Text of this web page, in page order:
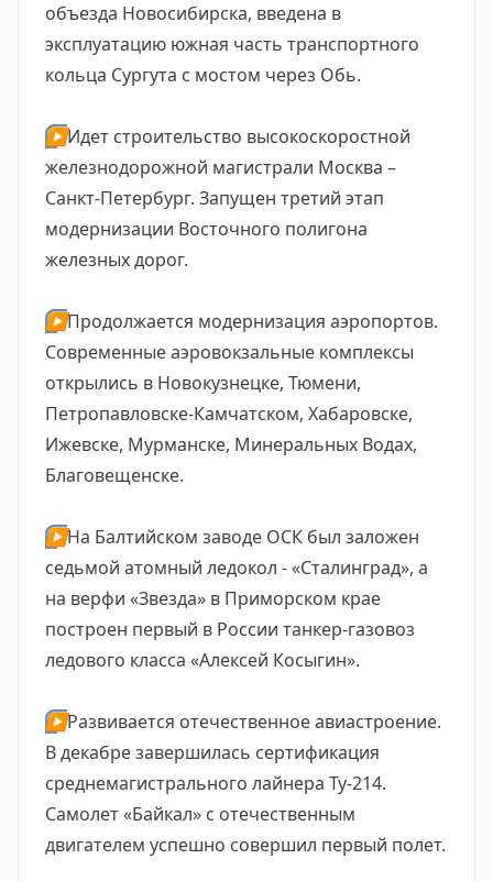
объезда Новосибирска, введена в
эксплуатацию южная часть транспортного
кольца Сургута с мостом через Обь.
▶️Идет строительство высокоскоростной
железнодорожной магистрали Москва –
Санкт-Петербург. Запущен третий этап
модернизации Восточного полигона
железных дорог.
▶️Продолжается модернизация аэропортов.
Современные аэровокзальные комплексы
открылись в Новокузнецке, Тюмени,
Петропавловске-Камчатском, Хабаровске,
Ижевске, Мурманске, Минеральных Водах,
Благовещенске.
▶️На Балтийском заводе ОСК был заложен
седьмой атомный ледокол - «Сталинград», а
на верфи «Звезда» в Приморском крае
построен первый в России танкер-газовоз
ледового класса «Алексей Косыгин».
▶️Развивается отечественное авиастроение.
В декабре завершилась сертификация
среднемагистрального лайнера Ту-214.
Самолет «Байкал» с отечественным
двигателем успешно совершил первый полет.